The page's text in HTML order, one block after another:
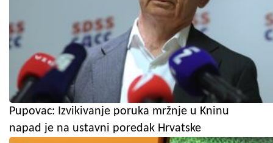
Pupovac: Izvikivanje poruka mržnje u Kninu
napad je na ustavni poredak Hrvatske